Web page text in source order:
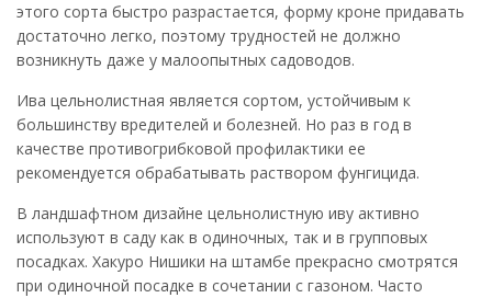
этого сорта быстро разрастается, форму кроне придавать
достаточно легко, поэтому трудностей не должно
возникнуть даже у малоопытных садоводов.
Ива цельнолистная является сортом, устойчивым к
большинству вредителей и болезней. Но раз в год в
качестве противогрибковой профилактики ее
рекомендуется обрабатывать раствором фунгицида.
В ландшафтном дизайне цельнолистную иву активно
используют в саду как в одиночных, так и в групповых
посадках. Хакуро Нишики на штамбе прекрасно смотрятся
при одиночной посадке в сочетании с газоном. Часто